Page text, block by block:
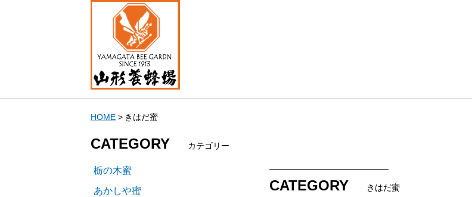
HOME きはだ蜜
CATEGORY きはだ蜜
CATEGORY カテゴリー
栃の木蜜
あかしや蜜